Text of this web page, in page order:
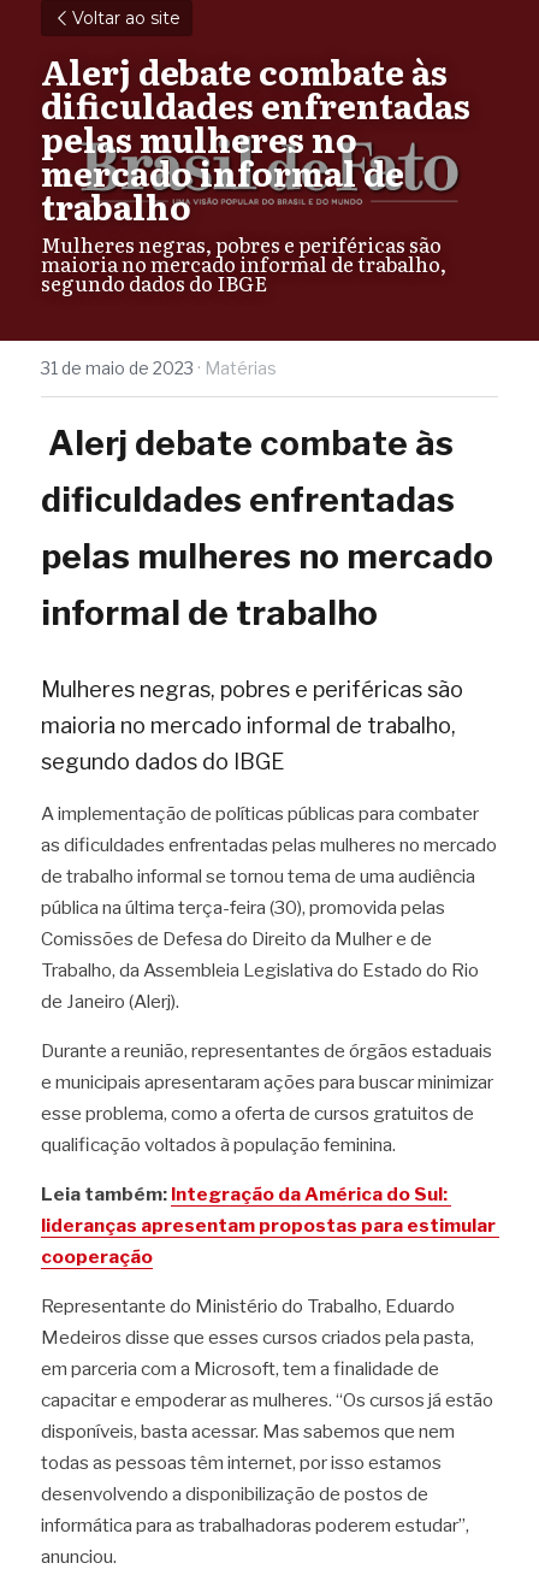
Voltar ao site
Alerj debate combate às
dificuldades enfrentadas
pelas mulheres no
mercado informal de
trabalho
Mulheres negras, pobres e periféricas são
maioria no mercado informal de trabalho,
segundo dados do IBGE
31 de maio de 2023 · Matérias
Alerj debate combate às
dificuldades enfrentadas
pelas mulheres no mercado
informal de trabalho
Mulheres negras, pobres e periféricas são
maioria no mercado informal de trabalho,
segundo dados do IBGE
A implementação de políticas públicas para combater
as dificuldades enfrentadas pelas mulheres no mercado
de trabalho informal se tornou tema de uma audiência
pública na última terça-feira (30), promovida pelas
Comissões de Defesa do Direito da Mulher e de
Trabalho, da Assembleia Legislativa do Estado do Rio
de Janeiro (Alerj).
Durante a reunião, representantes de órgãos estaduais
e municipais apresentaram ações para buscar minimizar
esse problema, como a oferta de cursos gratuitos de
qualificação voltados à população feminina.
Leia também: Integração da América do Sul:
lideranças apresentam propostas para estimular
cooperação
Representante do Ministério do Trabalho, Eduardo
Medeiros disse que esses cursos criados pela pasta,
em parceria com a Microsoft, tem a finalidade de
capacitar e empoderar as mulheres. “Os cursos já estão
disponíveis, basta acessar. Mas sabemos que nem
todas as pessoas têm internet, por isso estamos
desenvolvendo a disponibilização de postos de
informática para as trabalhadoras poderem estudar”,
anunciou.